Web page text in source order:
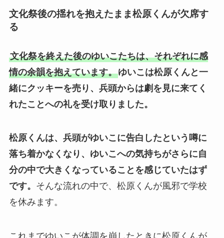
文化祭後の揺れを抱えたまま松原くんが欠席す
る
文化祭を終えた後のゆいこたちは、それぞれに感
情の余韻を抱えています。ゆいこは松原くんと一
緒にクッキーを売り、兵頭からは劇を見に来てく
れたことへの礼を受け取りました。
松原くんは、兵頭がゆいこに告白したという噂に
落ち着かなくなり、ゆいこへの気持ちがさらに自
分の中で大きくなっていることを感じていたはず
です。 そんな流れの中で、松原くんが風邪で学校
を休みます。